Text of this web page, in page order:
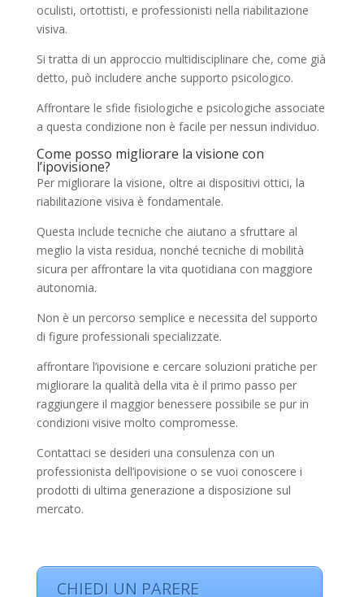
oculisti, ortottisti, e professionisti nella riabilitazione
visiva.
Si tratta di un approccio multidisciplinare che, come già
detto, può includere anche supporto psicologico.
Affrontare le sfide fisiologiche e psicologiche associate
a questa condizione non è facile per nessun individuo.
Come posso migliorare la visione con
l’ipovisione?
Per migliorare la visione, oltre ai dispositivi ottici, la
riabilitazione visiva è fondamentale.
Questa include tecniche che aiutano a sfruttare al
meglio la vista residua, nonché tecniche di mobilità
sicura per affrontare la vita quotidiana con maggiore
autonomia.
Non è un percorso semplice e necessita del supporto
di figure professionali specializzate.
affrontare l’ipovisione e cercare soluzioni pratiche per
migliorare la qualità della vita è il primo passo per
raggiungere il maggior benessere possibile se pur in
condizioni visive molto compromesse.
Contattaci se desideri una consulenza con un
professionista dell’ipovisione o se vuoi conoscere i
prodotti di ultima generazione a disposizione sul
mercato.
CHIEDI UN PARERE